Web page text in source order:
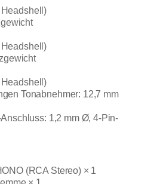
Tonabnehmer: 12,7 mm
1,2 mm Ø, 4-Pin-
(RCA Stereo) × 1